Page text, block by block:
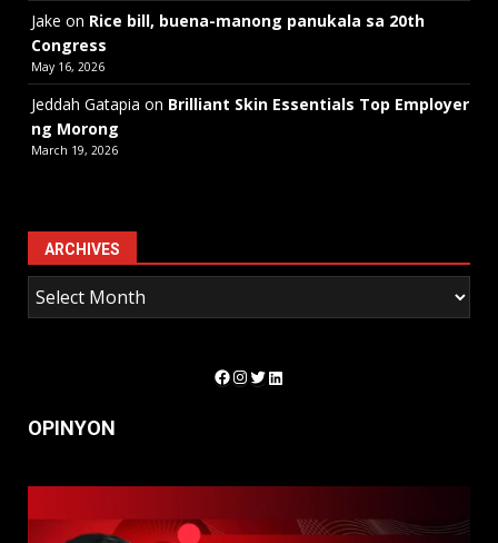
Jake on Rice bill, buena-manong panukala sa 20th
Congress
May 16, 2026
Jeddah Gatapia on Brilliant Skin Essentials Top Employer
ng Morong
March 19, 2026
ARCHIVES
Facebook
Instagram
Twitter
LinkedIn
OPINYON